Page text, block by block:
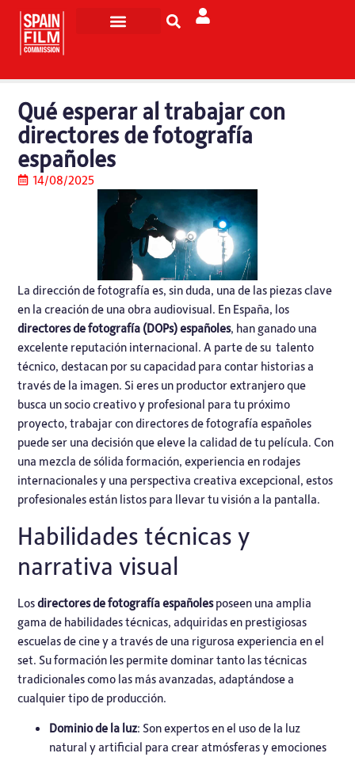
Qué esperar al trabajar con
directores de fotografía
españoles
14/08/2025
La dirección de fotografía es, sin duda, una de las piezas clave
en la creación de una obra audiovisual. En España, los
directores de fotografía (DOPs) españoles, han ganado una
excelente reputación internacional. A parte de su talento
técnico, destacan por su capacidad para contar historias a
través de la imagen. Si eres un productor extranjero que
busca un socio creativo y profesional para tu próximo
proyecto, trabajar condirectores de fotografía españoles
puede ser una decisión que eleve la calidad de tu película. Con
una mezcla de sólida formación, experiencia en rodajes
internacionales y una perspectiva creativa excepcional, estos
profesionales están listos para llevar tu visión a la pantalla.
Habilidades técnicas y
narrativa visual
Losdirectores de fotografía españolesposeen una amplia
gama de habilidades técnicas, adquiridas en prestigiosas
escuelas de cine y a través de una rigurosa experiencia en el
set. Su formación les permite dominar tanto las técnicas
tradicionales como las más avanzadas, adaptándose a
cualquier tipo de producción.
Dominio de la luz: Son expertos en el uso de la luz
natural y artificial para crear atmósferas y emociones